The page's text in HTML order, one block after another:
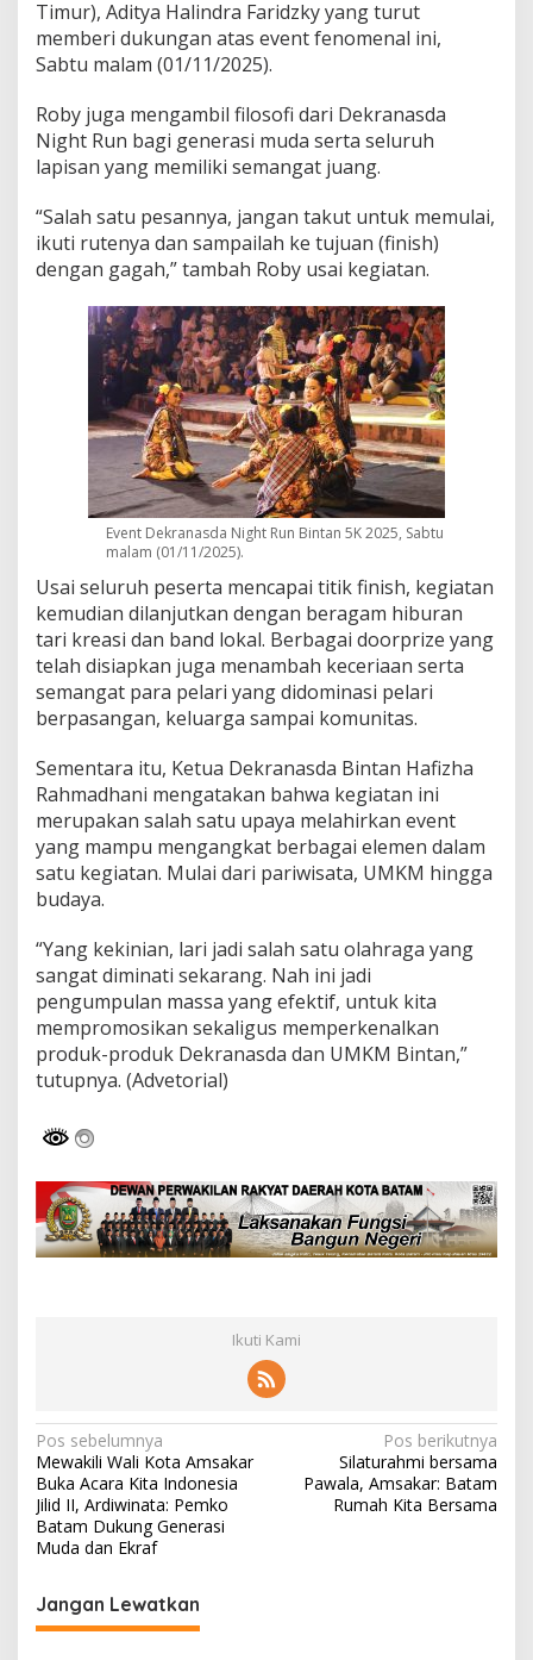
Timur), Aditya Halindra Faridzky yang turut
memberi dukungan atas event fenomenal ini,
Sabtu malam (01/11/2025).
Roby juga mengambil filosofi dari Dekranasda
Night Run bagi generasi muda serta seluruh
lapisan yang memiliki semangat juang.
“Salah satu pesannya, jangan takut untuk memulai,
ikuti rutenya dan sampailah ke tujuan (finish)
dengan gagah,” tambah Roby usai kegiatan.
Event Dekranasda Night Run Bintan 5K 2025, Sabtu
malam (01/11/2025).
Usai seluruh peserta mencapai titik finish, kegiatan
kemudian dilanjutkan dengan beragam hiburan
tari kreasi dan band lokal. Berbagai doorprize yang
telah disiapkan juga menambah keceriaan serta
semangat para pelari yang didominasi pelari
berpasangan, keluarga sampai komunitas.
Sementara itu, Ketua Dekranasda Bintan Hafizha
Rahmadhani mengatakan bahwa kegiatan ini
merupakan salah satu upaya melahirkan event
yang mampu mengangkat berbagai elemen dalam
satu kegiatan. Mulai dari pariwisata, UMKM hingga
budaya.
“Yang kekinian, lari jadi salah satu olahraga yang
sangat diminati sekarang. Nah ini jadi
pengumpulan massa yang efektif, untuk kita
mempromosikan sekaligus memperkenalkan
produk-produk Dekranasda dan UMKM Bintan,”
tutupnya. (Advetorial)
Ikuti Kami
N
a
v
i
a
Pos sebelumnya
Mewakili Wali Kota Amsakar
Buka Acara Kita Indonesia
Jilid II, Ardiwinata: Pemko
Batam Dukung Generasi
Muda dan Ekraf
Pos berikutnya
Silaturahmi bersama
Pawala, Amsakar: Batam
Rumah Kita Bersama
Jangan Lewatkan